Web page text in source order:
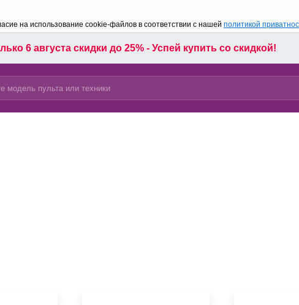
на использование cookie-файлов в соответствии с нашей политикой
6 августа скидки до 25% - Успей купить со скидкой!